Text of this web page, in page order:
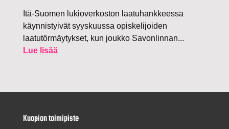
Itä-Suomen lukioverkoston laatuhankkeessa
käynnistyivät syyskuussa opiskelijoiden
laatutörmäytykset, kun joukko Savonlinnan...
Lue lisää
Kuopion toimipiste